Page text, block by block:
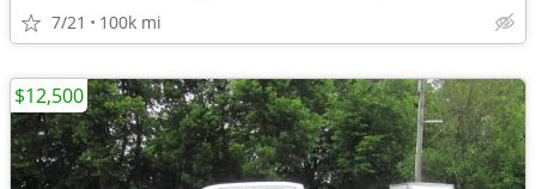
7/21 100k mi
$12,500